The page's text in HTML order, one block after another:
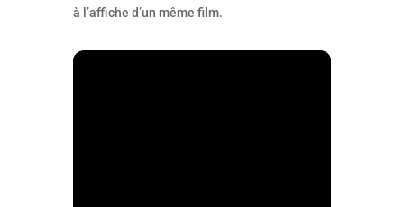
à l’affiche d’un même film.